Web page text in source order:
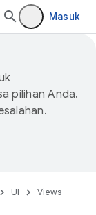
Masuk
pilihan Anda.
UI
Views